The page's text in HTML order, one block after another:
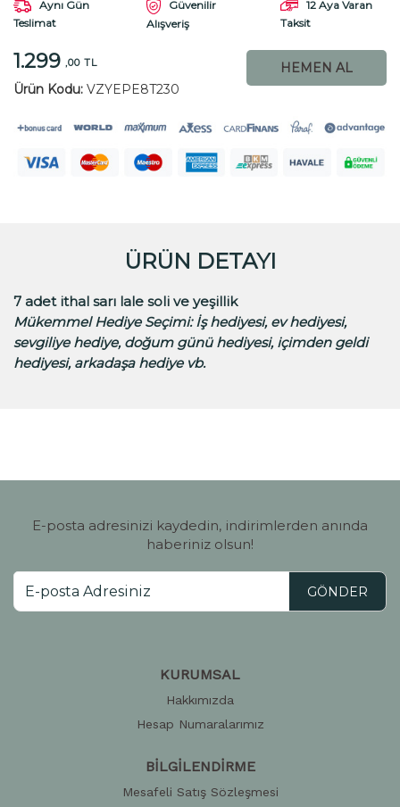
Aynı Gün
Teslimat
Güvenilir
Alışveriş
12 Aya Varan
Taksit
1.299 ,00 TL
Ürün Kodu: VZYEPE8T230
HEMEN AL
ÜRÜN DETAYI
7 adet ithal sarı lale soli ve yeşillik
Mükemmel Hediye Seçimi:İş hediyesi, ev hediyesi,
sevgiliye hediye, doğum günü hediyesi, içimden geldi
hediyesi, arkadaşa hediye vb.
E-posta adresinizi kaydedin, indirimlerden anında
haberiniz olsun!
GÖNDER
KURUMSAL
Hakkımızda
Hesap Numaralarımız
BİLGİLENDİRME
Mesafeli Satış Sözleşmesi